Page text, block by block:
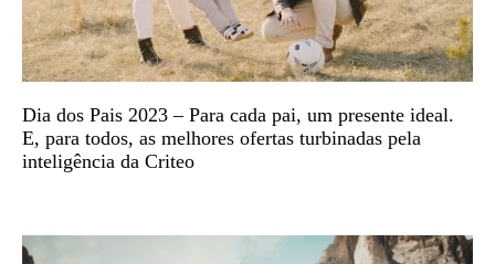
Dia dos Pais 2023 – Para cada pai, um presente ideal.
E, para todos, as melhores ofertas turbinadas pela
inteligência da Criteo